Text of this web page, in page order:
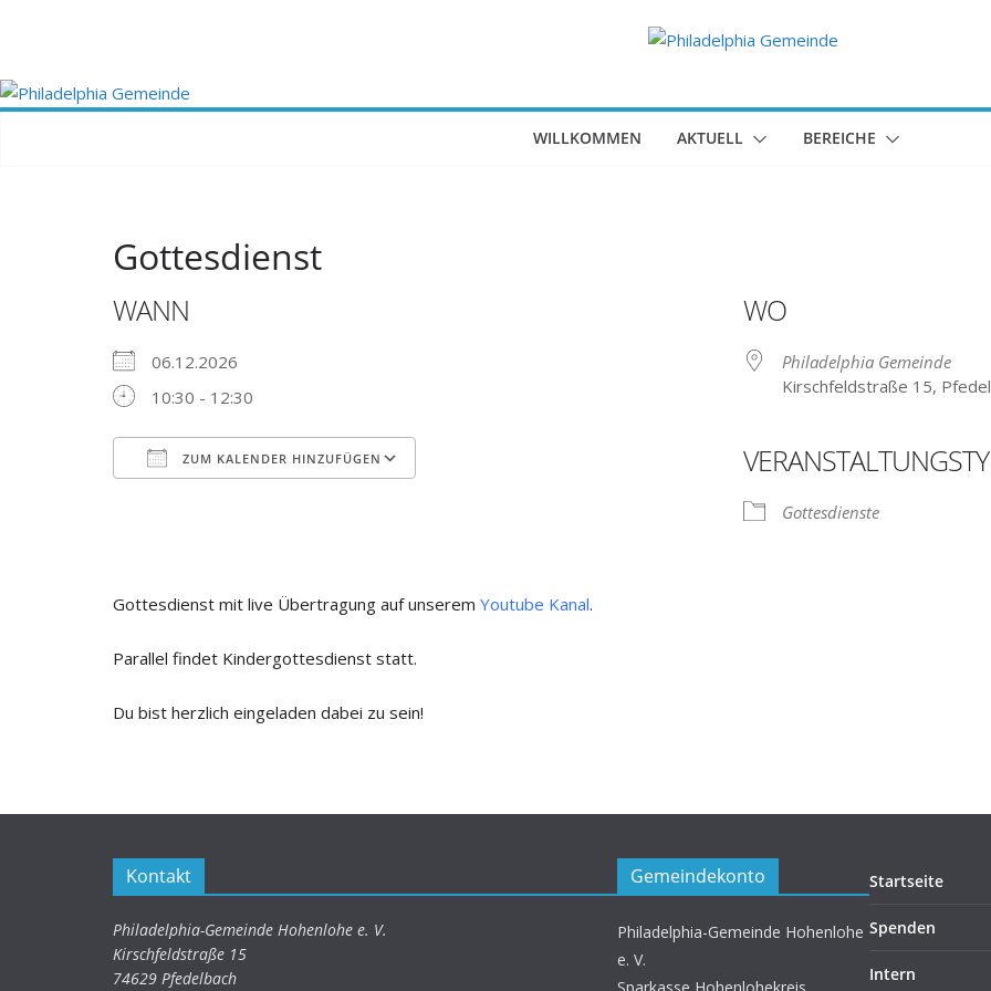
WILLKOMMEN AKTUELL BEREICHE
Gottesdienst
WANN
06.12.2026
10:30 - 12:30
ZUM KALENDER HINZUFÜGEN
iCalendar
WO
Philadelphia Gemeinde
Kirschfeldstraße 15,
Gottesdienste
Gottesdienst mit live Übertragung auf unserem Youtube Kanal.
Parallel findet Kindergottesdienst statt.
Du bist herzlich eingeladen dabei zu sein!
Kontakt
Philadelphia-Gemeinde Hohenlohe e. V.
Kirschfeldstraße 15
74629 Pfedelbach
Gemeindekonto
Philadelphia-Gemeinde Hohenlohe
e. V.
Startseite
Spenden
Intern